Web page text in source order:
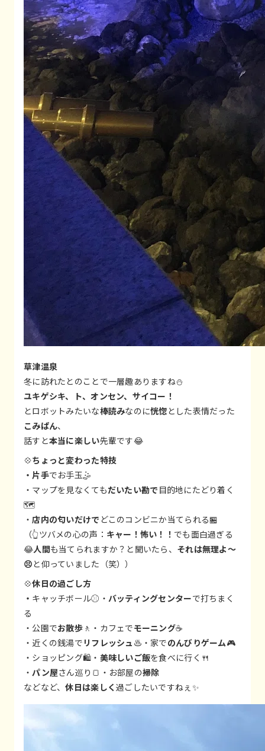
草津温泉
冬に訪れたとのことで一層趣ありますね⛄
ユキゲシキ、ト、オンセン、サイコー！
とロボットみたいな棒読みなのに恍惚とした表情だった
こみぱん、
話すと本当に楽しい先輩です😂
💠ちょっと変わった特技
・片手でお手玉🤹
・マップを見なくてもだいたい勘で 目的地にたどり着く
🗺️
・店内の匂いだけで どこのコンビニか当てられる🏪
（👆ツバメの心の声： キャー！怖い！！ でも面白過ぎる
😂人間も当てられますか？と聞いたら、 それは無理よ～
😣と仰っていました（笑））
💠休日の過ごし方
・ キャッチボール⚾️・ バッティングセンターで打ちまく
る
・公園でお散歩🚶・カフェでモーニング☕
・近くの銭湯で リフレッシュ ♨・家でのんびりゲーム🎮
・ショッピング🛍️・ 美味しいご飯を食べに行く🍴
・ パン屋さん巡り🍞・お部屋の掃除
などなど、休日は楽しく過ごしたいですねぇ✨